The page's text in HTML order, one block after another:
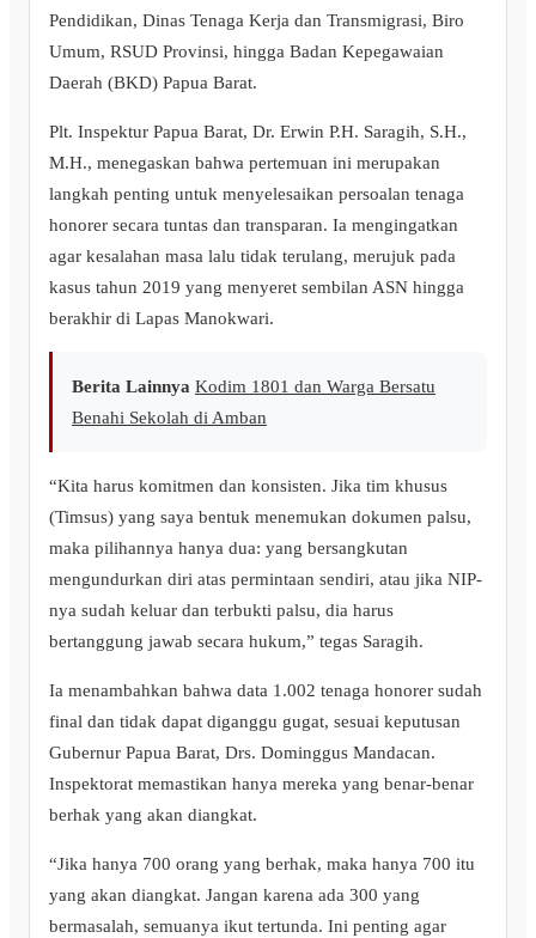
Pendidikan, Dinas Tenaga Kerja dan Transmigrasi, Biro
Umum, RSUD Provinsi, hingga Badan Kepegawaian
Daerah (BKD) Papua Barat.
Plt. Inspektur Papua Barat, Dr. Erwin P.H. Saragih, S.H.,
M.H., menegaskan bahwa pertemuan ini merupakan
langkah penting untuk menyelesaikan persoalan tenaga
honorer secara tuntas dan transparan. Ia mengingatkan
agar kesalahan masa lalu tidak terulang, merujuk pada
kasus tahun 2019 yang menyeret sembilan ASN hingga
berakhir di Lapas Manokwari.
Berita Lainnya Kodim 1801 dan Warga Bersatu
Benahi Sekolah di Amban
“Kita harus komitmen dan konsisten. Jika tim khusus
(Timsus) yang saya bentuk menemukan dokumen palsu,
maka pilihannya hanya dua: yang bersangkutan
mengundurkan diri atas permintaan sendiri, atau jika NIP-
nya sudah keluar dan terbukti palsu, dia harus
bertanggung jawab secara hukum,” tegas Saragih.
Ia menambahkan bahwa data 1.002 tenaga honorer sudah
final dan tidak dapat diganggu gugat, sesuai keputusan
Gubernur Papua Barat, Drs. Dominggus Mandacan.
Inspektorat memastikan hanya mereka yang benar-benar
berhak yang akan diangkat.
“Jika hanya 700 orang yang berhak, maka hanya 700 itu
yang akan diangkat. Jangan karena ada 300 yang
bermasalah, semuanya ikut tertunda. Ini penting agar